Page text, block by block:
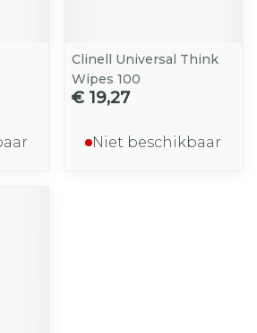
Clinell Universal Think
Wipes 100
€ 19,27
Niet beschikbaar